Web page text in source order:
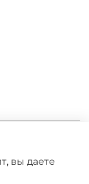
вы даете